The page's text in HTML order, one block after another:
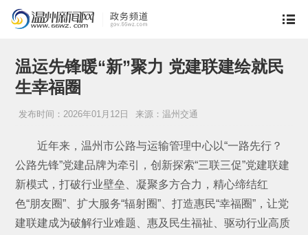
温运先锋暖“新”聚力 党建联建绘就民
生幸福圈
发布时间：2026年01月12日 来源：温州交通
近年来，温州市公路与运输管理中心以“一路先行？
公路先锋”党建品牌为牵引，创新探索“三联三促”党建联建
新模式，打破行业壁垒、凝聚多方合力，精心缔结红
色“朋友圈”、扩大服务“辐射圈”、打造惠民“幸福圈”，让党
建联建成为破解行业难题、惠及民生福祉、驱动行业高质